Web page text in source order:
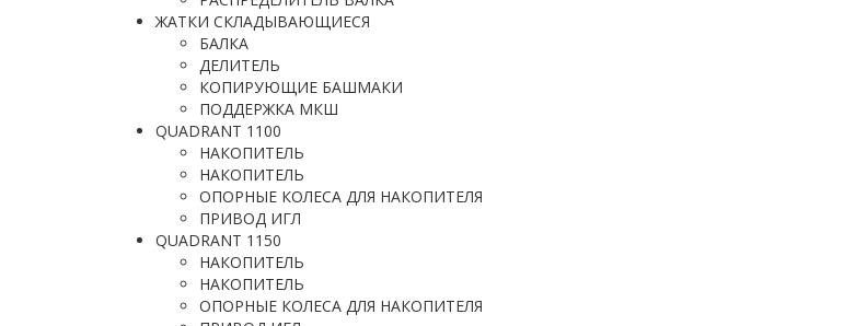
ЖАТКИ СКЛАДЫВАЮЩИЕСЯ
БАЛКА
ДЕЛИТЕЛЬ
КОПИРУЮЩИЕ БАШМАКИ
ПОДДЕРЖКА МКШ
QUADRANT 1100
НАКОПИТЕЛЬ
НАКОПИТЕЛЬ
ОПОРНЫЕ КОЛЕСА ДЛЯ НАКОПИТЕЛЯ
ПРИВОД ИГЛ
QUADRANT 1150
НАКОПИТЕЛЬ
НАКОПИТЕЛЬ
ОПОРНЫЕ КОЛЕСА ДЛЯ НАКОПИТЕЛЯ